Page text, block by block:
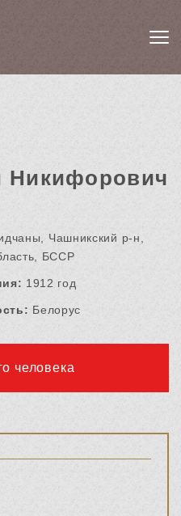
Никифорович
Чашникский р-н,
БССР
1912 год
Белорус
человека